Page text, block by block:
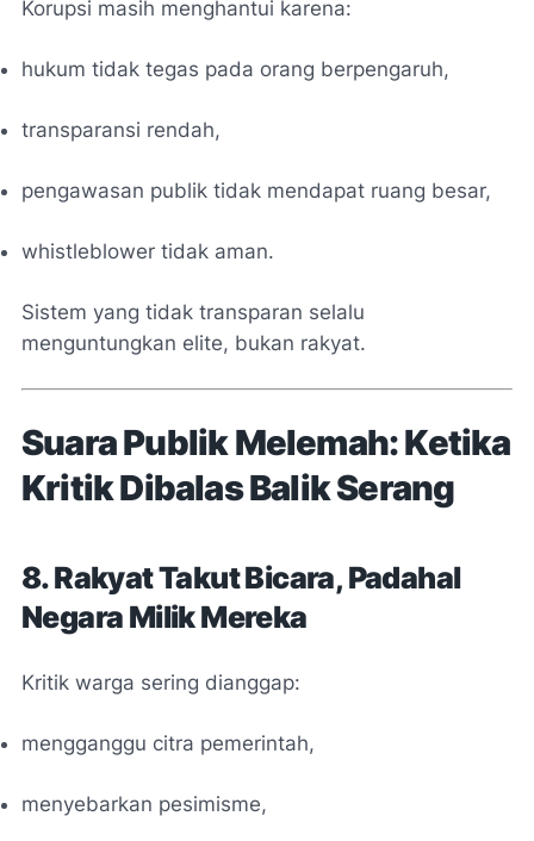
Korupsi masih menghantui karena:
hukum tidak tegas pada orang berpengaruh,
transparansi rendah,
pengawasan publik tidak mendapat ruang besar,
whistleblower tidak aman.
Sistem yang tidak transparan selalu
menguntungkan elite, bukan rakyat.
Suara Publik Melemah: Ketika
Kritik Dibalas Balik Serang
8. Rakyat Takut Bicara, Padahal
Negara Milik Mereka
Kritik warga sering dianggap:
mengganggu citra pemerintah,
menyebarkan pesimisme,